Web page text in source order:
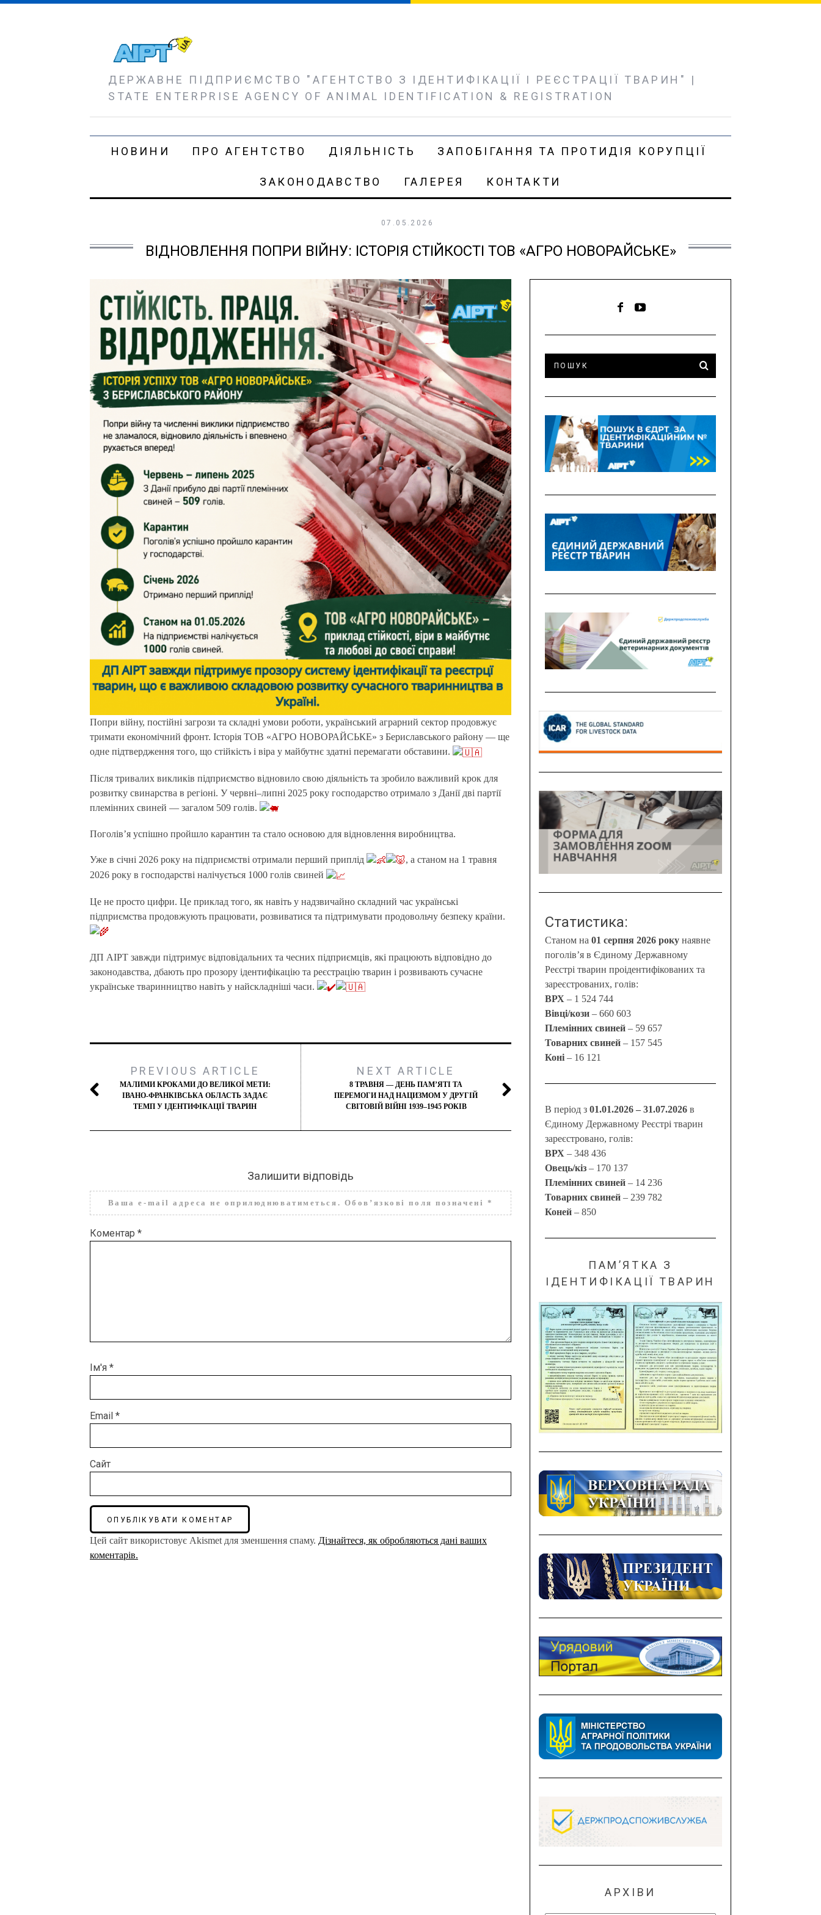
ДЕРЖАВНЕ ПІДПРИЄМСТВО "АГЕНТСТВО З ІДЕНТИФІКАЦІЇ І РЕЄСТРАЦІЇ ТВАРИН" |
STATE ENTERPRISE AGENCY OF ANIMAL IDENTIFICATION & REGISTRATION
НОВИНИ ПРО АГЕНТСТВО ДІЯЛЬНІСТЬ ЗАПОБІГАННЯ ТА ПРОТИДІЯ КОРУПЦІЇ
ЗАКОНОДАВСТВО ГАЛЕРЕЯ КОНТАКТИ
07.05.2026
ВІДНОВЛЕННЯ ПОПРИ ВІЙНУ: ІСТОРІЯ СТІЙКОСТІ ТОВ «АГРО НОВОРАЙСЬКЕ»
Попри війну, постійні загрози та складні умови роботи, український аграрний сектор продовжує
тримати економічний фронт. Історія ТОВ «АГРО НОВОРАЙСЬКЕ» з Бериславського району — ще
одне підтвердження того, що стійкість і віра у майбутнє здатні перемагати обставини.
Після тривалих викликів підприємство відновило свою діяльність та зробило важливий крок для
розвитку свинарства в регіоні. У червні–липні 2025 року господарство отримало з Данії дві партії
племінних свиней — загалом 509 голів.
Поголів’я успішно пройшло карантин та стало основою для відновлення виробництва.
Уже в січні 2026 року на підприємстві отримали перший приплід
, а станом на 1 травня
2026 року в господарстві налічується 1000 голів свиней
Це не просто цифри. Це приклад того, як навіть у надзвичайно складний час українські
підприємства продовжують працювати, розвиватися та підтримувати продовольчу безпеку країни.
ДП АІРТ завжди підтримує відповідальних та чесних підприємців, які працюють відповідно до
законодавства, дбають про прозору ідентифікацію та реєстрацію тварин і розвивають сучасне
українське тваринництво навіть у найскладніші часи.
PREVIOUS ARTICLE
МАЛИМИ КРОКАМИ ДО ВЕЛИКОЇ МЕТИ:
ІВАНО-ФРАНКІВСЬКА ОБЛАСТЬ ЗАДАЄ
ТЕМП У ІДЕНТИФІКАЦІЇ ТВАРИН
NEXT ARTICLE
8 ТРАВНЯ — ДЕНЬ ПАМ’ЯТІ ТА
ПЕРЕМОГИ НАД НАЦИЗМОМ У ДРУГІЙ
СВІТОВІЙ ВІЙНІ 1939–1945 РОКІВ
Залишити відповідь
Ваша e-mail адреса не оприлюднюватиметься. Обов’язкові поля позначені *
Коментар *
Ім'я *
Email *
Сайт
Цей сайт використовує Akismet для зменшення спаму. Дізнайтеся, як обробляються дані ваших
коментарів.
Статистика:
Станом на 01 серпня 2026 року наявне
поголів’я в Єдиному Державному
Реєстрі тварин проідентифікованих та
зареєстрованих, голів:
ВРХ – 1 524 744
Вівці/кози – 660 603
Племінних свиней – 59 657
Товарних свиней – 157 545
Коні – 16 121
В період з 01.01.2026 – 31.07.2026 в
Єдиному Державному Реєстрі тварин
зареєстровано, голів:
ВРХ – 348 436
Овець/кіз – 170 137
Племінних свиней – 14 236
Товарних свиней – 239 782
Коней – 850
ПАМ’ЯТКА З
ІДЕНТИФІКАЦІЇ ТВАРИН
АРХІВИ